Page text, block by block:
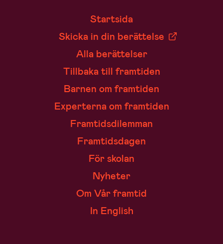
Startsida
Skicka in din berättelse
Alla berättelser
Tillbaka till framtiden
Barnen om framtiden
Experterna om framtiden
Framtidsdilemman
Framtidsdagen
För skolan
Nyheter
Om Vår framtid
In English